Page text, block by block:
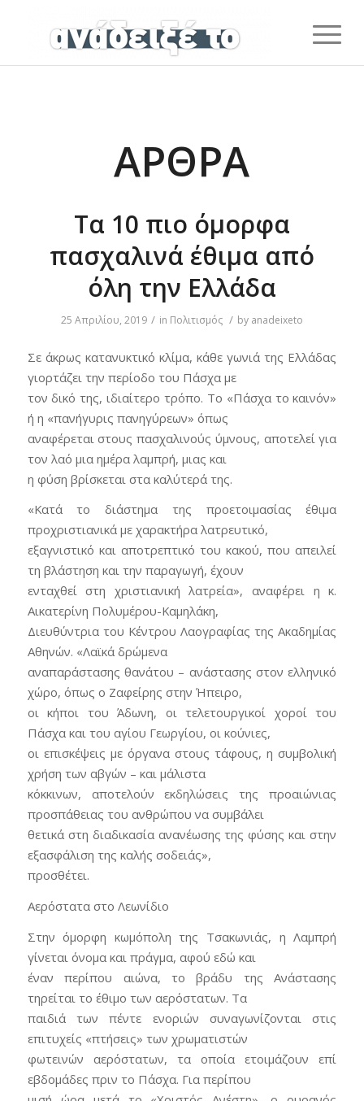
ΆΡΘΡΑ
Τα 10 πιο όμορφα
πασχαλινά έθιμα από
όλη την Ελλάδα
25 Απριλίου, 2019 / in Πολιτισμός / by anadeixeto
Σε άκρως κατανυκτικό κλίμα, κάθε γωνιά της Ελλάδας
γιορτάζει την περίοδο του Πάσχα με
τον δικό της, ιδιαίτερο τρόπο. Το «Πάσχα το καινόν»
ή η «πανήγυρις πανηγύρεων» όπως
αναφέρεται στους πασχαλινούς ύμνους, αποτελεί για
τον λαό μια ημέρα λαμπρή, μιας και
η φύση βρίσκεται στα καλύτερά της.
«Κατά το διάστημα της προετοιμασίας έθιμα
προχριστιανικά με χαρακτήρα λατρευτικό,
εξαγνιστικό και αποτρεπτικό του κακού, που απειλεί
τη βλάστηση και την παραγωγή, έχουν
ενταχθεί στη χριστιανική λατρεία», αναφέρει η κ.
Aικατερίνη Πολυμέρου-Καμηλάκη,
Διευθύντρια του Κέντρου Λαογραφίας της Ακαδημίας
Αθηνών. «Λαϊκά δρώμενα
αναπαράστασης θανάτου – ανάστασης στον ελληνικό
χώρο, όπως ο Ζαφείρης στην Ήπειρο,
οι κήποι του Άδωνη, οι τελετουργικοί χοροί του
Πάσχα και του αγίου Γεωργίου, οι κούνιες,
οι επισκέψεις με όργανα στους τάφους, η συμβολική
χρήση των αβγών – και μάλιστα
κόκκινων, αποτελούν εκδηλώσεις της προαιώνιας
προσπάθειας του ανθρώπου να συμβάλει
θετικά στη διαδικασία ανανέωσης της φύσης και στην
εξασφάλιση της καλής σοδειάς»,
προσθέτει.
Αερόστατα στο Λεωνίδιο
Στην όμορφη κωμόπολη της Τσακωνιάς, η Λαμπρή
γίνεται όνομα και πράγμα, αφού εδώ και
έναν περίπου αιώνα, το βράδυ της Ανάστασης
τηρείται το έθιμο των αερόστατων. Τα
παιδιά των πέντε ενοριών συναγωνίζονται στις
επιτυχείς «πτήσεις» των χρωματιστών
φωτεινών αερόστατων, τα οποία ετοιμάζουν επί
εβδομάδες πριν το Πάσχα. Για περίπου